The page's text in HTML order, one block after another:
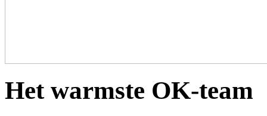
Het warmste OK-team